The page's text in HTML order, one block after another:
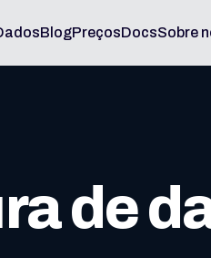
BlogPreçosDocsSobre
de